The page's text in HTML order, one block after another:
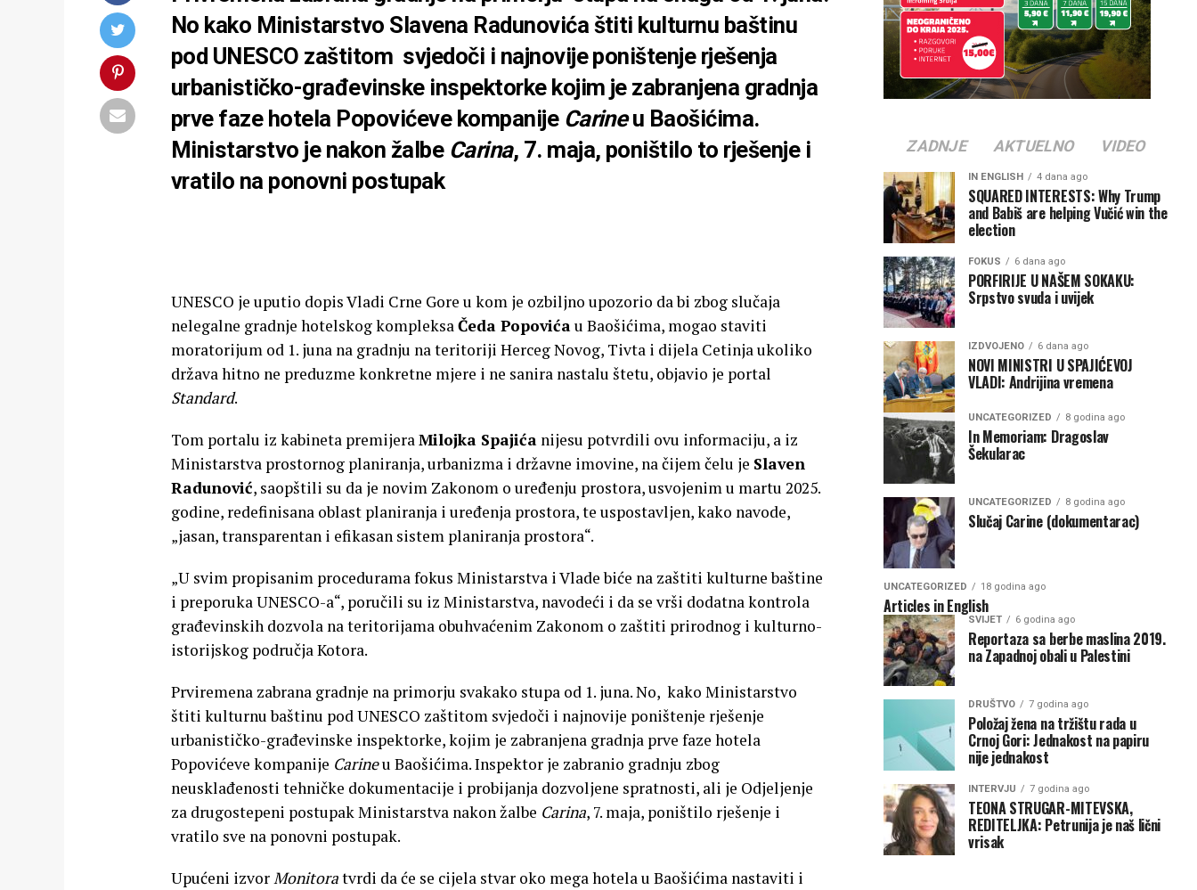
No kako Ministarstvo Slavena Radunovića štiti kulturnu baštinu
pod UNESCO zaštitom svjedoči i najnovije poništenje rješenja
urbanističko-građevinske inspektorke kojim je zabranjena gradnja
prve faze hotela Popovićeve kompanije Carineu Baošićima.
Ministarstvo je nakon žalbe Carina, 7. maja, poništilo to rješenje i
vratilo na ponovni postupak
UNESCO je uputio dopis Vladi Crne Gore u kom je ozbiljno upozorio da bi zbog slučaja
nelegalne gradnje hotelskog kompleksaČeda Popovićau Baošićima, mogao staviti
moratorijum od 1. juna na gradnju na teritoriji Herceg Novog, Tivta i dijela Cetinja ukoliko
država hitno ne preduzme konkretne mjere i ne sanira nastalu štetu, objavio je portal
Standard.
Tom portalu iz kabineta premijeraMilojka Spajića nijesu potvrdili ovu informaciju, a iz
Ministarstva prostornog planiranja, urbanizma i državne imovine, na čijem čelu je Slaven
Radunović, saopštili su da je novim Zakonom o uređenju prostora, usvojenim u martu 2025.
godine, redefinisana oblast planiranja i uređenja prostora, te uspostavljen, kako navode,
„jasan, transparentan i efikasan sistem planiranja prostora“.
„U svim propisanim procedurama fokus Ministarstva i Vlade biće na zaštiti kulturne baštine
i preporuka UNESCO-a“, poručili su iz Ministarstva, navodeći i da se vrši dodatna kontrola
građevinskih dozvola na teritorijama obuhvaćenim Zakonom o zaštiti prirodnog i kulturno-
istorijskog područja Kotora.
Prviremena zabrana gradnje na primorju svakako stupa od 1. juna. No, kako Ministarstvo
štiti kulturnu baštinu pod UNESCO zaštitom svjedoči i najnovije poništenje rješenje
urbanističko-građevinske inspektorke, kojim je zabranjena gradnja prve faze hotela
Popovićeve kompanije Carineu Baošićima. Inspektor je zabranio gradnju zbog
neusklađenosti tehničke dokumentacije i probijanja dozvoljene spratnosti, ali je Odjeljenje
za drugostepeni postupak Ministarstva nakon žalbe Carina, 7. maja, poništilo rješenje i
vratilo sve na ponovni postupak.
Upućeni izvorMonitoratvrdi da će se cijela stvar oko mega hotela u Baošićima nastaviti i
ZADNJE AKTUELNO VIDEO
IN ENGLISH 4 dana ago
SQUARED INTERESTS: Why Trump
and Babiš are helping Vučić win the
election
FOKUS 6 dana ago
PORFIRIJE U NAŠEM SOKAKU:
Srpstvo svuda i uvijek
IZDVOJENO 6 dana ago
NOVI MINISTRI U SPAJIĆEVOJ
VLADI: Andrijina vremena
UNCATEGORIZED 8 godina ago
In Memoriam: Dragoslav
Šekularac
UNCATEGORIZED 8 godina ago
Slučaj Carine (dokumentarac)
UNCATEGORIZED 18 godina ago
Articles in English
SVIJET 6 godina ago
Reportaza sa berbe maslina 2019.
na Zapadnoj obali u Palestini
DRUŠTVO 7 godina ago
Položaj žena na tržištu rada u
Crnoj Gori: Jednakost na papiru
nije jednakost
INTERVJU 7 godina ago
TEONA STRUGAR-MITEVSKA,
REDITELJKA: Petrunija je naš lični
vrisak